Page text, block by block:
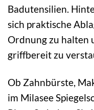
Badutensilien.
sich praktische
Ordnung zu halten
griffbereit zu
Ob Zahnbürste,
im Milasee